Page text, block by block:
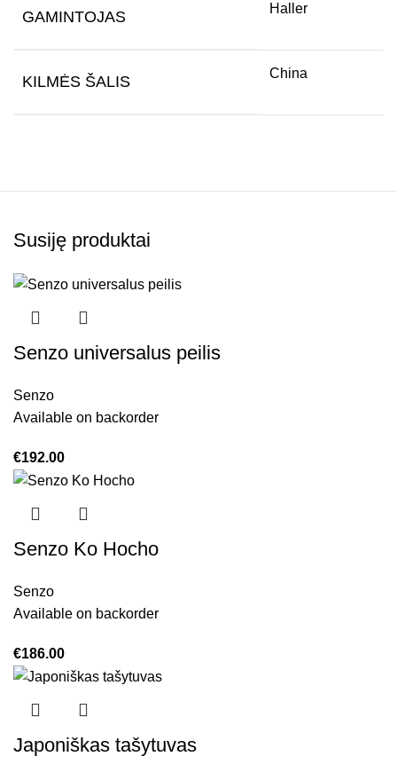
GAMINTOJAS Haller
KILMĖS ŠALIS China
Susiję produktai
Senzo universalus peilis
Senzo
Available on backorder
€192.00
Senzo Ko Hocho
Senzo
Available on backorder
€186.00
Japoniškas tašytuvas